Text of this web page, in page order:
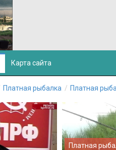
Карта сайта
Платная рыбалка Платная
Платная